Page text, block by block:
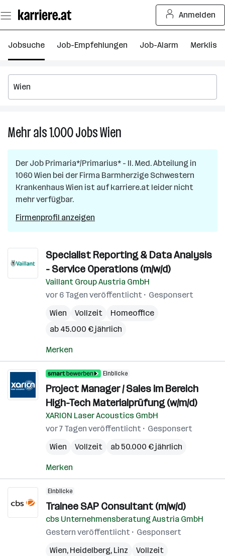
Seiteninhalt
springen
Anmelden
Jobsuche Job-Empfehlungen Job-Alarm Merkliste
Mehr als 1.000JobsWien
Jobs
in
Wien
Der Job Primaria*/Primarius* - II. Med. Abteilung in
1060 Wien bei der Firma Barmherzige Schwestern
Krankenhaus Wien ist auf karriere.at leider nicht
mehr verfügbar.
Firmenprofil anzeigen
Specialist Reporting & Data Analysis
- Service Operations (m/w/d)
Vaillant Group Austria GmbH
vor 6 Tagen veröffentlicht
Gesponsert
Wien
Vollzeit
Homeoffice
ab 45.000 € jährlich
Merken
Einblicke
Project Manager / Sales im Bereich
High-Tech Materialprüfung (w/m/d)
XARION Laser Acoustics GmbH
vor 7 Tagen veröffentlicht
Gesponsert
Wien
Vollzeit ab 50.000 € jährlich
Merken
Einblicke
Trainee SAP Consultant (m/w/d)
cbs Unternehmensberatung Austria GmbH
Gestern veröffentlicht
Gesponsert
Wien, Heidelberg, Linz
Vollzeit